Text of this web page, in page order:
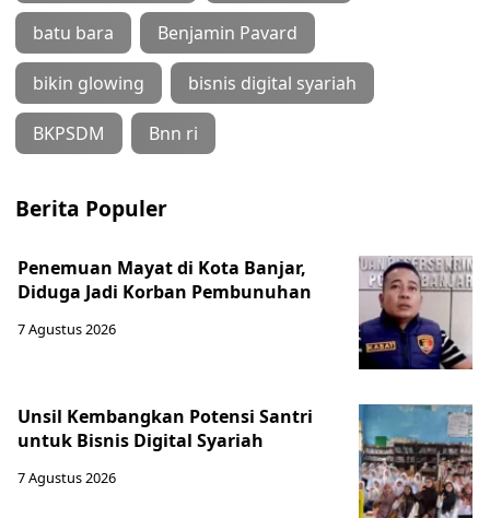
batu bara Benjamin Pavard
bikin glowing bisnis digital syariah
BKPSDM Bnn ri
Berita Populer
Penemuan Mayat di Kota Banjar,
Diduga Jadi Korban Pembunuhan
7 Agustus 2026
Unsil Kembangkan Potensi Santri
untuk Bisnis Digital Syariah
7 Agustus 2026